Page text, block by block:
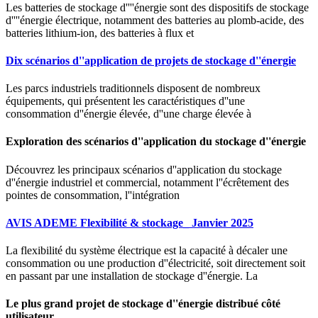
Les batteries de stockage d''''énergie sont des dispositifs de stockage
d''''énergie électrique, notamment des batteries au plomb-acide, des
batteries lithium-ion, des batteries à flux et
Dix scénarios d''application de projets de stockage d''énergie
Les parcs industriels traditionnels disposent de nombreux
équipements, qui présentent les caractéristiques d''une
consommation d''énergie élevée, d''une charge élevée à
Exploration des scénarios d''application du stockage d''énergie
Découvrez les principaux scénarios d''application du stockage
d''énergie industriel et commercial, notamment l''écrêtement des
pointes de consommation, l''intégration
AVIS ADEME Flexibilité & stockage_ Janvier 2025
La flexibilité du système électrique est la capacité à décaler une
consommation ou une production d''électricité, soit directement soit
en passant par une installation de stockage d''énergie. La
Le plus grand projet de stockage d''énergie distribué côté